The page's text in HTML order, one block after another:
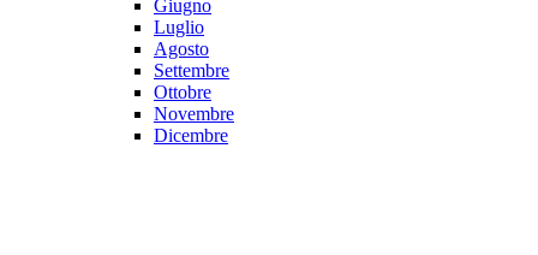
Giugno
Luglio
Agosto
Settembre
Ottobre
Novembre
Dicembre